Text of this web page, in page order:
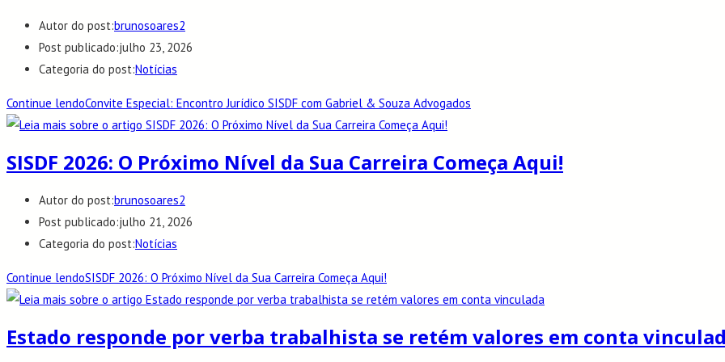
Autor do post:brunosoares2
Post publicado:julho 23, 2026
Categoria do post:Notícias
Continue lendoConvite Especial: Encontro Jurídico SISDF com Gabriel & Souza Advogados
SISDF 2026: O Próximo Nível da Sua Carreira Começa Aqui!
Autor do post:brunosoares2
Post publicado:julho 21, 2026
Categoria do post:Notícias
Continue lendoSISDF 2026: O Próximo Nível da Sua Carreira Começa Aqui!
Estado responde por verba trabalhista se retém valores em conta